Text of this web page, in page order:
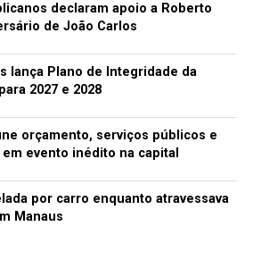
declaram apoio a Roberto
de João Carlos
lança Plano de Integridade da
2027 e 2028
orçamento, serviços públicos e
evento inédito na capital
por carro enquanto atravessava
Manaus